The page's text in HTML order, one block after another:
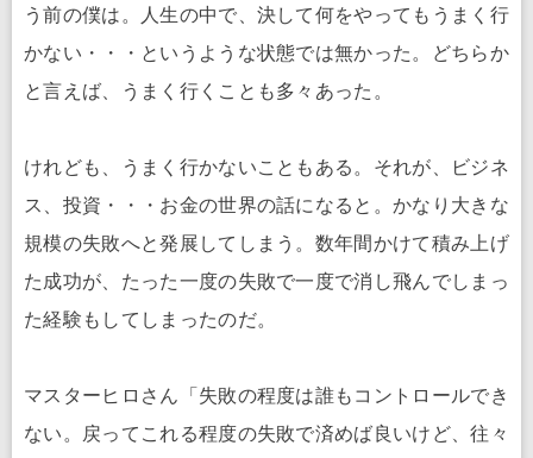
う前の僕は。人生の中で、決して何をやってもうまく行
かない・・・というような状態では無かった。どちらか
と言えば、うまく行くことも多々あった。
けれども、うまく行かないこともある。それが、ビジネ
ス、投資・・・お金の世界の話になると。かなり大きな
規模の失敗へと発展してしまう。数年間かけて積み上げ
た成功が、たった一度の失敗で一度で消し飛んでしまっ
た経験もしてしまったのだ。
マスターヒロさん「失敗の程度は誰もコントロールでき
ない。戻ってこれる程度の失敗で済めば良いけど、往々